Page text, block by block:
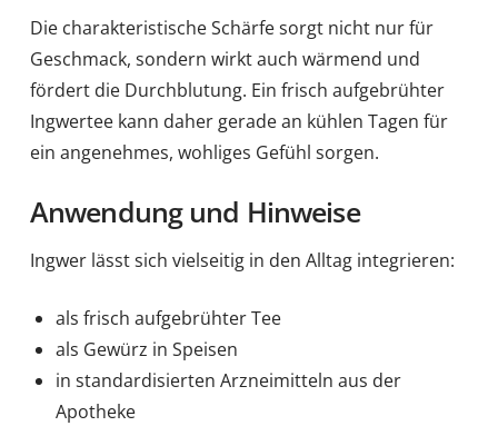
Die charakteristische Schärfe sorgt nicht nur für
Geschmack, sondern wirkt auch wärmend und
fördert die Durchblutung. Ein frisch aufgebrühter
Ingwertee kann daher gerade an kühlen Tagen für
ein angenehmes, wohliges Gefühl sorgen.
Anwendung und Hinweise
Ingwer lässt sich vielseitig in den Alltag integrieren:
als frisch aufgebrühter Tee
als Gewürz in Speisen
in standardisierten Arzneimitteln aus der
Apotheke